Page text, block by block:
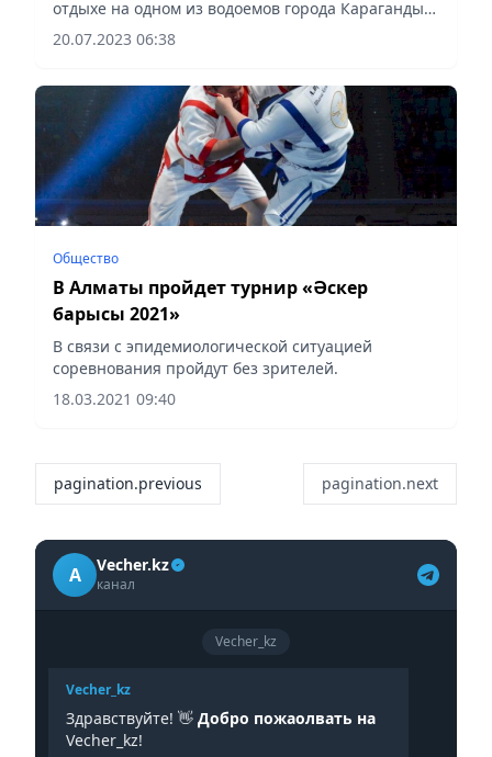
отдыхе на одном из водоемов города Караганды,
командир отделения младший сержант Темирлан
Малмаков и ефрейтор Дмитрий Канискин
20.07.2023 06:38
Общество
В Алматы пройдет турнир «Әскер
барысы 2021»
В связи с эпидемиологической ситуацией
соревнования пройдут без зрителей.
18.03.2021 09:40
pagination.previous pagination.next
A Vecher.kz
канал
Vecher_kz
Vecher_kz
Здравствуйте! 👋 Добро пожаолвать на
Vecher_kz!